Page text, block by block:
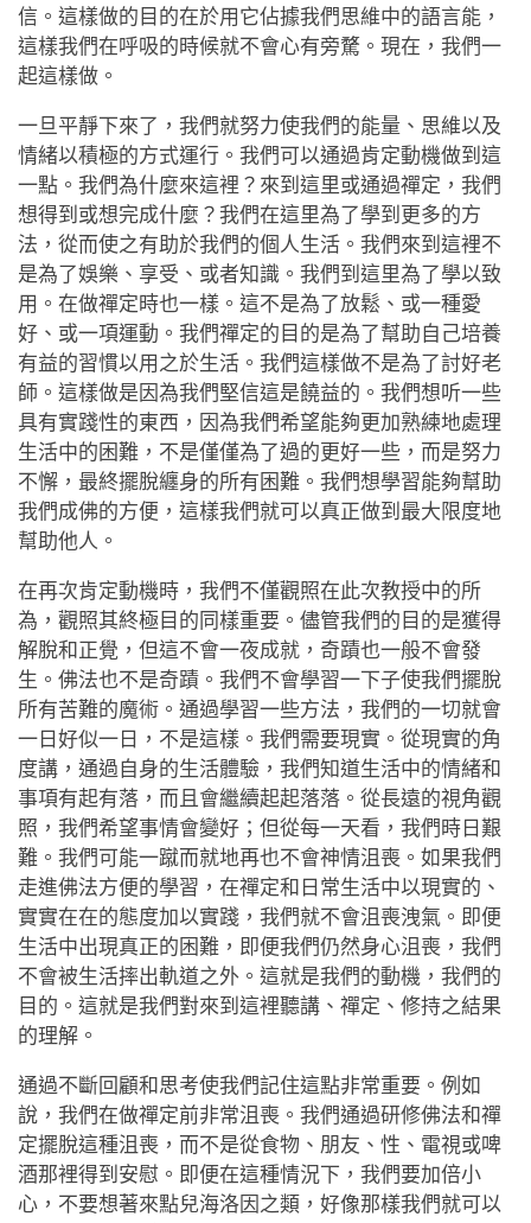
信。這樣做的目的在於用它佔據我們思維中的語言能，
這樣我們在呼吸的時候就不會心有旁騖。現在，我們一
起這樣做。
一旦平靜下來了，我們就努力使我們的能量、思維以及
情緒以積極的方式運行。我們可以通過肯定動機做到這
一點。我們為什麼來這裡？來到這里或通過禪定，我們
想得到或想完成什麼？我們在這里為了學到更多的方
法，從而使之有助於我們的個人生活。我們來到這裡不
是為了娛樂、享受、或者知識。我們到這里為了學以致
用。在做禪定時也一樣。這不是為了放鬆、或一種愛
好、或一項運動。我們禪定的目的是為了幫助自己培養
有益的習慣以用之於生活。我們這樣做不是為了討好老
師。這樣做是因為我們堅信這是饒益的。我們想听一些
具有實踐性的東西，因為我們希望能夠更加熟練地處理
生活中的困難，不是僅僅為了過的更好一些，而是努力
不懈，最終擺脫纏身的所有困難。我們想學習能夠幫助
我們成佛的方便，這樣我們就可以真正做到最大限度地
幫助他人。
在再次肯定動機時，我們不僅觀照在此次教授中的所
為，觀照其終極目的同樣重要。儘管我們的目的是獲得
解脫和正覺，但這不會一夜成就，奇蹟也一般不會發
生。佛法也不是奇蹟。我們不會學習一下子使我們擺脫
所有苦難的魔術。通過學習一些方法，我們的一切就會
一日好似一日，不是這樣。我們需要現實。從現實的角
度講，通過自身的生活體驗，我們知道生活中的情緒和
事項有起有落，而且會繼續起起落落。從長遠的視角觀
照，我們希望事情會變好；但從每一天看，我們時日艱
難。我們可能一蹴而就地再也不會神情沮喪。如果我們
走進佛法方便的學習，在禪定和日常生活中以現實的、
實實在在的態度加以實踐，我們就不會沮喪洩氣。即便
生活中出現真正的困難，即便我們仍然身心沮喪，我們
不會被生活摔出軌道之外。這就是我們的動機，我們的
目的。這就是我們對來到這裡聽講、禪定、修持之結果
的理解。
通過不斷回顧和思考使我們記住這點非常重要。例如
說，我們在做禪定前非常沮喪。我們通過研修佛法和禪
定擺脫這種沮喪，而不是從食物、朋友、性、電視或啤
酒那裡得到安慰。即便在這種情況下，我們要加倍小
心，不要想著來點兒海洛因之類，好像那樣我們就可以